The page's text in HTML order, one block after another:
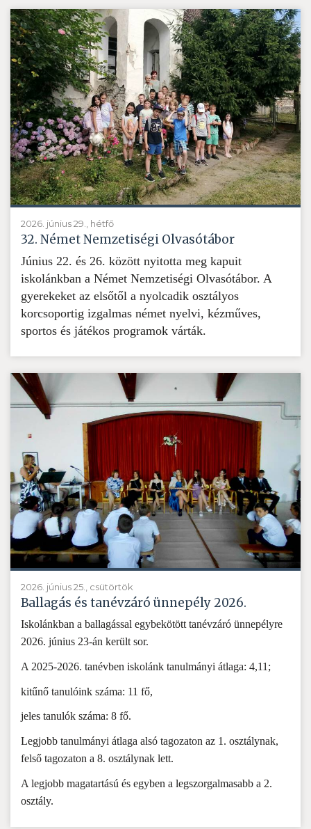
2026. június 29., hétfő
32. Német Nemzetiségi Olvasótábor
Június 22. és 26. között nyitotta meg kapuit
iskolánkban a Német Nemzetiségi Olvasótábor. A
gyerekeket az elsőtől a nyolcadik osztályos
korcsoportig izgalmas német nyelvi, kézműves,
sportos és játékos programok várták.
2026. június 25., csütörtök
Ballagás és tanévzáró ünnepély 2026.
Iskolánkban a ballagással egybekötött tanévzáró ünnepélyre
2026. június 23-án került sor.
A 2025-2026. tanévben iskolánk tanulmányi átlaga: 4,11;
kitűnő tanulóink száma: 11 fő,
jeles tanulók száma: 8 fő.
Legjobb tanulmányi átlaga alsó tagozaton az 1. osztálynak,
felső tagozaton a 8. osztálynak lett.
A legjobb magatartású és egyben a legszorgalmasabb a 2.
osztály.